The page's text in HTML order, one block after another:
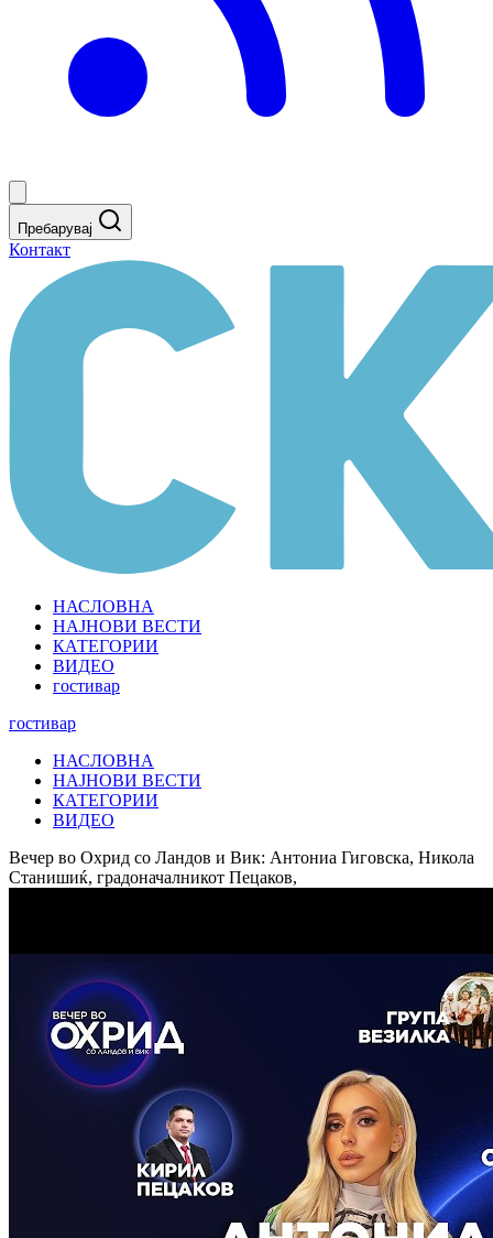
Пребарувај
Контакт
НАСЛОВНА
НАЈНОВИ ВЕСТИ
КАТЕГОРИИ
ВИДЕО
гостивар
гостивар
НАСЛОВНА
НАЈНОВИ ВЕСТИ
КАТЕГОРИИ
ВИДЕО
Вечер во Охрид со Ландов и Вик: Антониа Гиговска, Никола
Станишиќ, градоначалникот Пецаков,